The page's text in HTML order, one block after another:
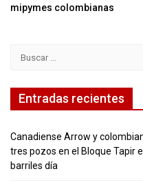
mipymes colombianas
Entradas recientes
Canadiense Arrow y
tres pozos en el Bloque Tapir
barriles día